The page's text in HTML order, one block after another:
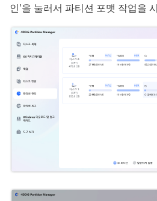
인'을 눌러서 파티션 포맷 작업을